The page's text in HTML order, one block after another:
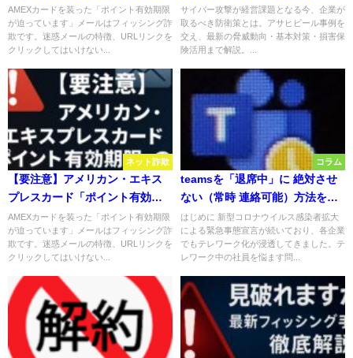
す」のお知らせメールは詐欺？
AMEXカードを装った「ポイント有効期限
が迫っています」メールはフィッシング詐
欺です。迷惑メールの特徴、URLリンクを
クリックしてはいけない...
サヒHDの事例から学ぶ）
サイバー攻撃が経営課題となる今、企業が
取るべき防衛策とは。アサヒビール事例を
交え、最新の脅威動向・基本対策・損害保
険活用まで解説。...
ネット詐欺
【要注意】アメリカン・エキス
プレスカード「ポイント有効期
限が迫っています」のお知らせ
メールは詐欺？
AMEXカードを装った「ポイント有効期限
が迫っています」メールはフィッシング詐
欺です。迷惑メールの特徴、URLリンクを
クリックしてはいけない...
コラム
teamsを「退席中」に 絶対させ
ない（常時 連絡可能）方法を教
えよう
はじめに 新型コロナウイルス感染者拡大
による緊急事態宣言が続いており、各企業
でもテレワーク化が浸透してきました。テ
レワーク中の社員を悩ます問...